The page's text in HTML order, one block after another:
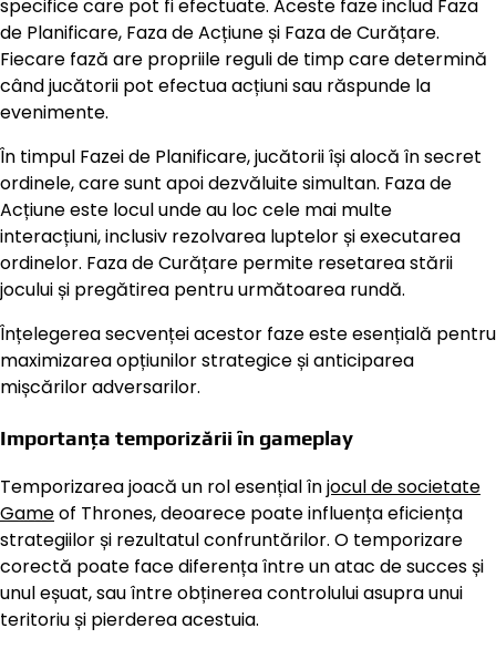
specifice care pot fi efectuate. Aceste faze includ Faza
de Planificare, Faza de Acțiune și Faza de Curățare.
Fiecare fază are propriile reguli de timp care determină
când jucătorii pot efectua acțiuni sau răspunde la
evenimente.
În timpul Fazei de Planificare, jucătorii își alocă în secret
ordinele, care sunt apoi dezvăluite simultan. Faza de
Acțiune este locul unde au loc cele mai multe
interacțiuni, inclusiv rezolvarea luptelor și executarea
ordinelor. Faza de Curățare permite resetarea stării
jocului și pregătirea pentru următoarea rundă.
Înțelegerea secvenței acestor faze este esențială pentru
maximizarea opțiunilor strategice și anticiparea
mișcărilor adversarilor.
Importanța temporizării în gameplay
Temporizarea joacă un rol esențial înjocul de societate
Gameof Thrones, deoarece poate influența eficiența
strategiilor și rezultatul confruntărilor. O temporizare
corectă poate face diferența între un atac de succes și
unul eșuat, sau între obținerea controlului asupra unui
teritoriu și pierderea acestuia.